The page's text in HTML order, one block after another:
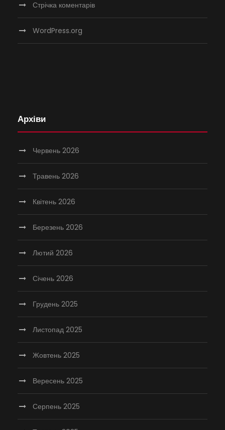
Стрічка коментарів
WordPress.org
Архіви
Червень 2026
Травень 2026
Квітень 2026
Березень 2026
Лютий 2026
Січень 2026
Грудень 2025
Листопад 2025
Жовтень 2025
Вересень 2025
Серпень 2025